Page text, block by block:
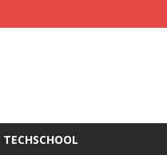
TECHSCHOOL